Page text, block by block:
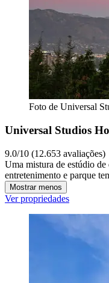
Foto de Universal
Universal Studios
9.0/10 (12.653 avaliações)
Uma mistura de estúdio
entretenimento e parque
Mostrar menos
Ver propriedades